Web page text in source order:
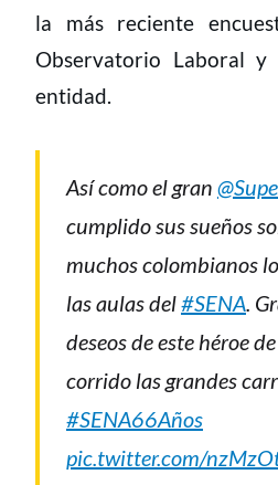
la más reciente
Observatorio Laboral y
entidad.
Así como el gran
cumplido sus sueños
muchos colombianos
las aulas del#SENA .
deseos de este héroe
corrido las grandes
#SENA66Años
pic.twitter.com/